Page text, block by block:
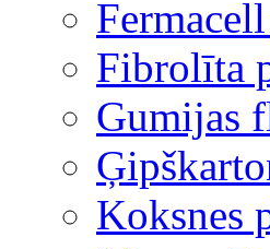
Fibrolīta
Gumijas
Koksnes